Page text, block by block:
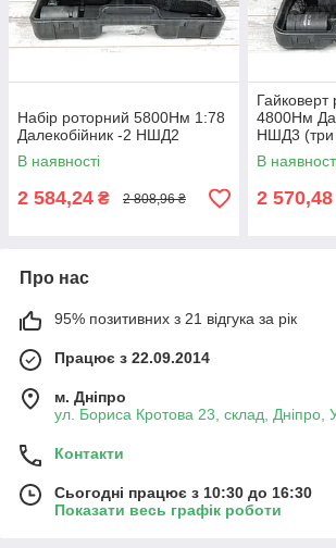
Набір роторний 5800Нм 1:78
Далекобійник -2 НШД2
В наявності
2 584,24 ₴ 2 808,96 ₴
Гайковерт
4800Нм
НШД3 (три
В
2 570,48
Про нас
95% позитивних з 21 відгука за рік
Працює з 22.09.2014
м. Дніпро
ул. Бориса Кротова 23, склад, Дніпро,
Контакти
Сьогодні працює з 10:30 до 16:30
Показати весь графік роботи